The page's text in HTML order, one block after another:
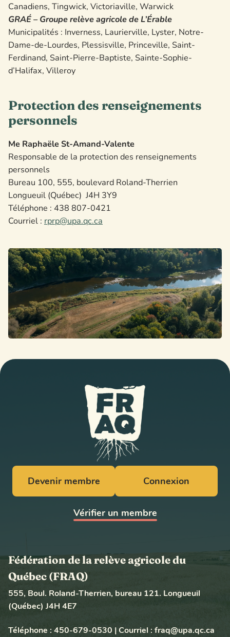
Canadiens, Tingwick, Victoriaville, Warwick
GRAÉ – Groupe relève agricole de L’Érable
Municipalités : Inverness, Laurierville, Lyster, Notre-
Dame-de-Lourdes, Plessisville, Princeville, Saint-
Ferdinand, Saint-Pierre-Baptiste, Sainte-Sophie-
d’Halifax, Villeroy
Protection des renseignements
personnels
Me Raphaële St-Amand-Valente
Responsable de la protection des renseignements
personnels
Bureau 100, 555, boulevard Roland-Therrien
Longueuil (Québec) J4H 3Y9
Téléphone : 438 807-0421
Courriel : rprp@upa.qc.ca
Devenir membre Connexion
Vérifier un membre
Fédération de la relève agricole du
Québec (FRAQ)
555, Boul. Roland-Therrien, bureau 121. Longueuil
(Québec) J4H 4E7
Téléphone : 450-679-0530 |Courriel : fraq@upa.qc.ca